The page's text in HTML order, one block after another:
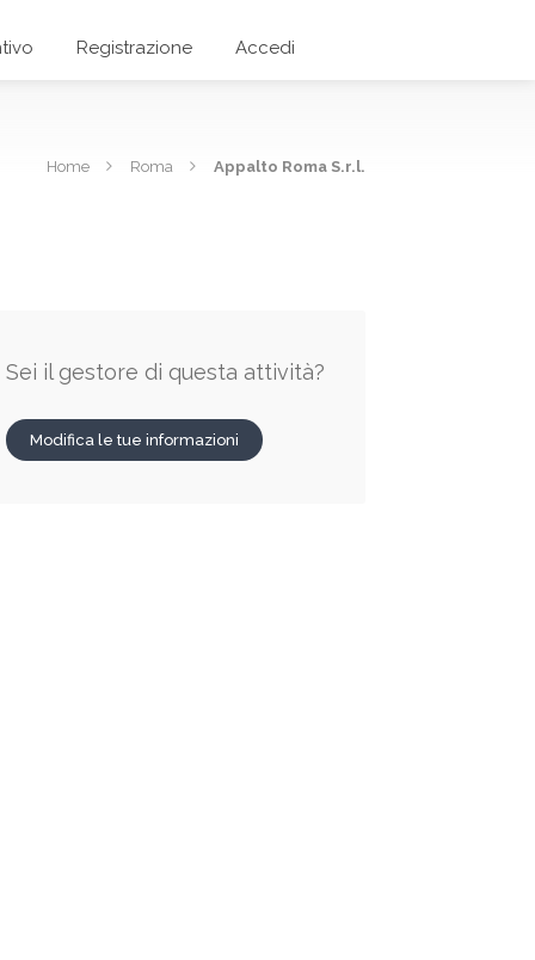
Registrazione Accedi
Home Roma Appalto Roma S.r.l.
Sei il gestore di questa attività?
Modifica le tue informazioni